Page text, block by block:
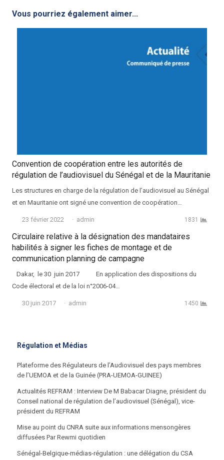
Vous pourriez également aimer...
Convention de coopération entre les autorités de
régulation de l’audiovisuel du Sénégal et de la Mauritanie
Les structures en charge de la régulation de l’audiovisuel au Sénégal
et en Mauritanie ont signé une convention de coopération…
23 février 2022 Auteur
admin 1831
Circulaire relative à la désignation des mandataires
habilités à signer les fiches de montage et de
communication planning de campagne
Dakar, le 30 juin 2017 En application des dispositions du
Code électoral et de la loi n°2006-04…
30 juin 2017 Auteur
admin 1450
Régulation et Médias
Plateforme des Régulateurs de l’Audiovisuel des pays membres
de l’UEMOA et de la Guinée (PRA-UEMOA-GUINEE)
Actualités REFRAM : Interview De M Babacar Diagne, président du
Conseil national de régulation de l’audiovisuel (Sénégal), vice-
président du REFRAM
Mise au point du CNRA suite aux informations mensongères
diffusées Par Rewmi quotidien
Sénégal-Belgique-médias-régulation : une délégation du CSA